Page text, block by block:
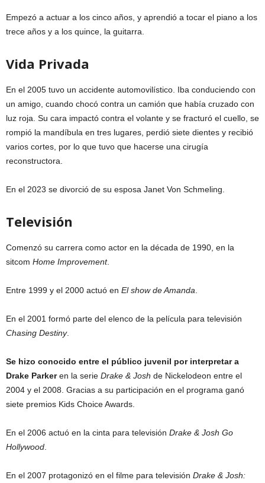
Empezó a actuar a los cinco años, y aprendió a tocar el piano a los
trece años y a los quince, la guitarra.
Vida Privada
En el 2005 tuvo un accidente automovilístico. Iba conduciendo con
un amigo, cuando chocó contra un camión que había cruzado con
luz roja. Su cara impactó contra el volante y se fracturó el cuello, se
rompió la mandíbula en tres lugares, perdió siete dientes y recibió
varios cortes, por lo que tuvo que hacerse una cirugía
reconstructora.
En el 2023 se divorció de su esposa Janet Von Schmeling.
Televisión
Comenzó su carrera como actor en la década de 1990, en la
sitcom Home Improvement.
Entre 1999 y el 2000 actuó en El show de Amanda
En el 2001 formó parte del elenco de la película para televisión
Chasing Destiny.
Se hizo conocido entre el público juvenil por interpretar a
Drake Parkeren la serie Drake & Josh de Nickelodeon entre el
2004 y el 2008. Gracias a su participación en el programa ganó
siete premios Kids Choice Awards.
En el 2006 actuó en la cinta para televisión Drake & Josh Go
Hollywood
En el 2007 protagonizó en el filme para televisión Drake & Josh: